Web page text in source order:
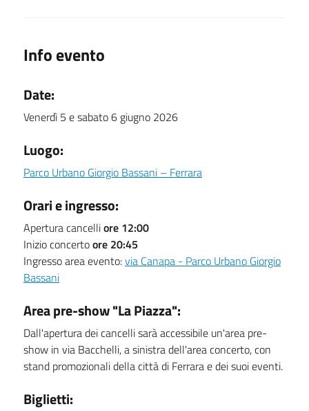
Info evento
Date:
Venerdì 5 e sabato 6 giugno 2026
Luogo:
Parco Urbano Giorgio Bassani – Ferrara
Orari e ingresso:
Apertura cancelliore 12:00
Inizio concertoore 20:45
Ingresso area evento:via Canapa - Parco Urbano Giorgio
Bassani
Area pre-show "La Piazza":
Dall'apertura dei cancelli sarà accessibile un'area pre-
show in via Bacchelli, a sinistra dell'area concerto, con
stand promozionali della città di Ferrara e dei suoi eventi.
Biglietti: